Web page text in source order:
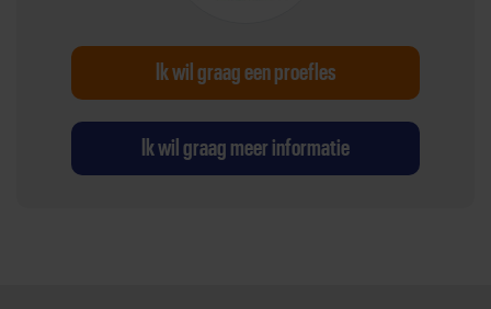
Ik wil graag een proefles
Ik wil graag meer informatie